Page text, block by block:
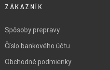
ZÁKAZNÍK
Spôsoby prepravy
Číslo bankového účtu
Obchodné podmienky